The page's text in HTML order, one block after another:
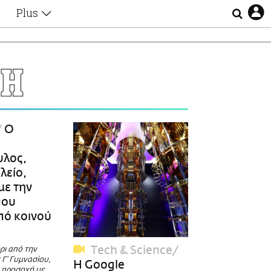
Plus
Αφιερώματα
Ζώδια
Lgbtqi+
Επιλογές
Ο
την
κοινού
από την
Γυμνασίου,
Τech & Science
Η Google